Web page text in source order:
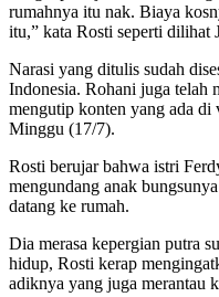
rumahnya itu nak. Biaya
itu,” kata Rosti seperti dilihat
Narasi yang ditulis sudah
Indonesia. Rohani juga telah
mengutip konten yang ada
Minggu (17/7).
Rosti berujar bahwa istri
mengundang anak
datang ke rumah.
Dia merasa kepergian putra
hidup, Rosti kerap
adiknya yang juga merantau